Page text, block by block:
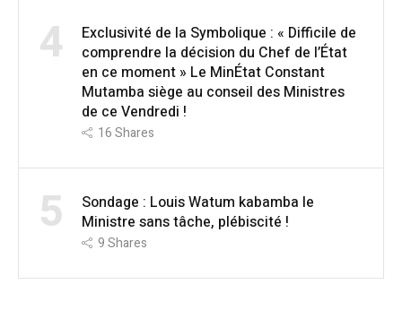
4
Exclusivité de la Symbolique : « Difficile de
comprendre la décision du Chef de l’État
en ce moment » Le MinÉtat Constant
Mutamba siège au conseil des Ministres
de ce Vendredi !
16Shares
5
Sondage : Louis Watum kabamba le
Ministre sans tâche, plébiscité !
9Shares